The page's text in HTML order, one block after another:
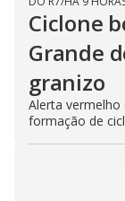
Ciclone
Grande
granizo
Alerta
formação de